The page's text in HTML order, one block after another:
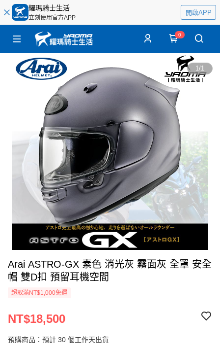
耀瑪騎士生活
立刻使用官方APP
開啟APP
0
1/1
Arai ASTRO-GX 素色 消光灰 霧面灰 全罩 安全
帽 雙D扣 預留耳機空間
超取滿NT$1,000免運
NT$18,500
預購商品：預計 30 個工作天出貨